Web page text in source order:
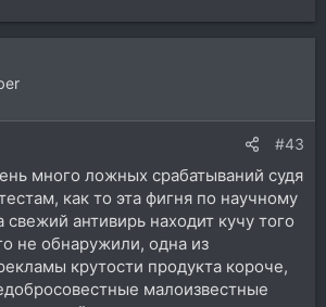
#43
много ложных срабатываний судя
как то эта фигня по научному
свежий антивирь находит кучу того
не обнаружили, одна из
крутости продукта короче,
малоизвестные